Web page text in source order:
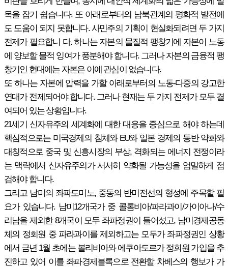
목을 잡기 쉽습니다. 또 아래로부터의 남북관계의 평화적 발전에
도 도움이 되지 못합니다. 사민주의 기획이 현실화되려면 두 가지
전제가 필요합니 다. 하나는 자본의 물질적 팽창기에 자본이 노동
에 양보할 물적 잉여가 풍분해야 합니다. 그러나 자본의 금융적 팽
창기인 현대에는 자본은 이에 관심이 없습니다.
또 하나는 자본에 압력을 가할 아래로부터의 노동-다중의 강고한
연대가 전제되어야 합니다. 그러나 현재는 두 가지 전제가 모두 결
여되어 있는 상황입니다.
21세기 신자유주의 세계화에 대한 대응을 중심으로 해야 하는데
핵심적으로는 미국경제의 침체와 EU와 일본 경제의 동반 약화와
대칭적으로 중국 및 신흥시장의 부상, 격화되는 에너지 전쟁이라
는 맥락에서 신자유주의가 서서히 약화될 가능성을 엄밀하게 점
검해야 합니다.
그리고 남미의 좌파도미노, 중동의 반미전선의 형성에 주목할 필
요가 있습니다. 남미12개국가 중 콜롬비아/파라과이/가이아나/수
리남을 제외한 8개국이 모두 좌파정권이 들어섰고, 남미경제공동
체의 정회원 중 파라과이를 제외하고는 모두가 좌파정권인 상황
에서 금년 1월 초에는 볼리비아와 에쿠아도르가 정회원 가입을 추
진하고 있어 이를 좌파경제블록으로 전환할 차베스의 행보가 가